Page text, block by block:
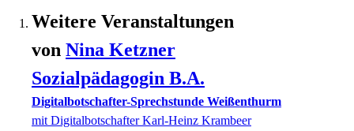
Weitere Veranstaltungen
von Nina Ketzner
Sozialpädagogin B.A.
Digitalbotschafter-Sprechstunde Weißenthurm
mit Digitalbotschafter Karl-Heinz Krambeer